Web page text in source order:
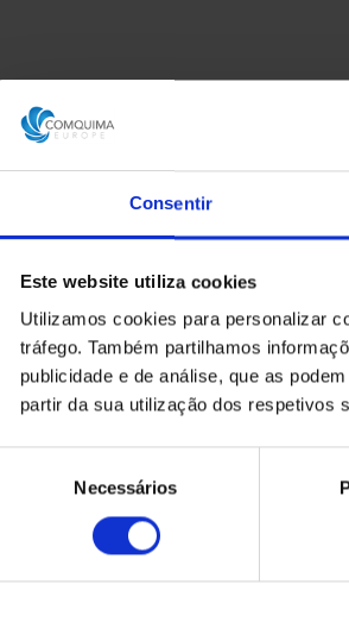
Consentir
Este website utiliza cookies
Utilizamos cookies para personalizar
tráfego. Também partilhamos
publicidade e de análise, que as
partir da sua utilização dos respetivos
consentimento
Necessários